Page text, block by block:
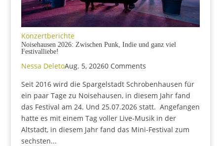
Konzertberichte
Noisehausen 2026: Zwischen Punk, Indie und ganz viel
Festivalliebe!
Nessa DeletoAug. 5, 20260 Comments
Seit 2016 wird die Spargelstadt Schrobenhausen für
ein paar Tage zu Noisehausen, in diesem Jahr fand
das Festival am 24. Und 25.07.2026 statt. Angefangen
hatte es mit einem Tag voller Live-Musik in der
Altstadt, in diesem Jahr fand das Mini-Festival zum
sechsten...